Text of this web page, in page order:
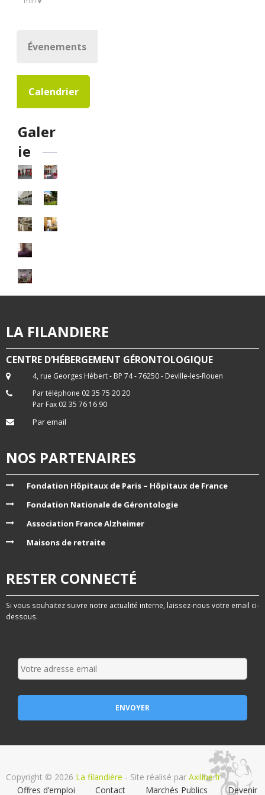
Évenements
Calendrier
Galer
ie
LA FILANDIERE
CENTRE D’HÉBERGEMENT GÉRONTOLOGIQUE
4, rue Georges Hébert - BP 74 - 76250 - Deville-les-Rouen
Par téléphone 02 35 75 20 20
Par Fax 02 35 76 16 90
Par email
NOS PARTENAIRES
Fondation Hôpitaux de Paris – Hôpitaux de France
Fondation Nationale de Gérontologie
Association France Alzheimer
Maisons de retraite
RESTER CONNECTÉ
Si vous souhaitez suivre notre actualité interne, laissez-nous votre email ci-
dessous.
Copyright © 2026 La filandière - Site réalisé par Axiline.fr
Offres d’emploi
Contact Marchés Publics Devenir